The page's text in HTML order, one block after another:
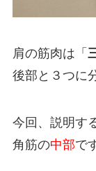
肩の筋肉は「
後部と３つに
今回、説明す
角筋の中部で